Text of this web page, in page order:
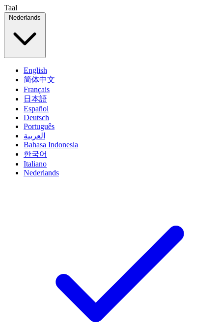
Taal
Nederlands
English
简体中文
Français
日本語
Español
Deutsch
Português
العربية
Bahasa Indonesia
한국어
Italiano
Nederlands